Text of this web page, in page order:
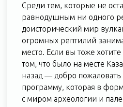
Среди тем, которые не
равнодушным ни одного
доисторический мир
огромных рептилий
место. Если вы тоже
том, что было на месте
назад — добро
программу, которая в
с миром археологии и